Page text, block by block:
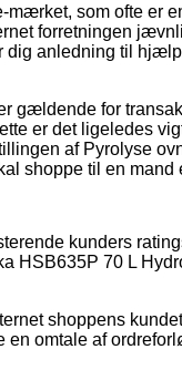
mærket, som ofte er
forretningen
dig anledning til
gældende for
er det ligeledes
af Pyrolyse
shoppe til en mand
kunders
HSB635P 70 L
shoppens
omtale af